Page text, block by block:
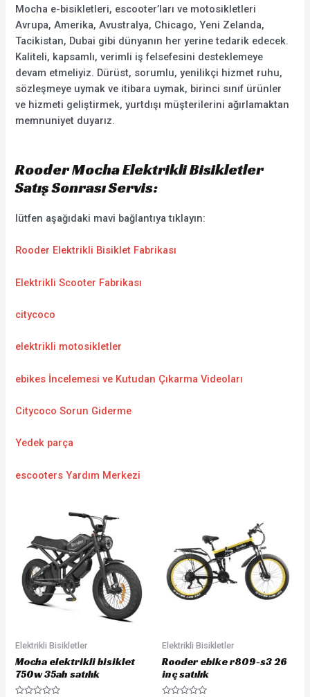
Mocha e-bisikletleri, escooter’ları ve motosikletleri
Avrupa, Amerika, Avustralya, Chicago, Yeni Zelanda,
Tacikistan, Dubai gibi dünyanın her yerine tedarik edecek.
Kaliteli, kapsamlı, verimli iş felsefesini desteklemeye
devam etmeliyiz. Dürüst, sorumlu, yenilikçi hizmet ruhu,
sözleşmeye uymak ve itibara uymak, birinci sınıf ürünler
ve hizmeti geliştirmek, yurtdışı müşterilerini ağırlamaktan
memnuniyet duyarız.
Rooder Mocha Elektrikli Bisikletler
Satış Sonrası Servis:
lütfen aşağıdaki mavi bağlantıya tıklayın:
Rooder Elektrikli Bisiklet Fabrikası
Elektrikli Scooter Fabrikası
citycoco
elektrikli motosikletler
ebikes İncelemesi ve Kutudan Çıkarma Videoları
Citycoco Sorun Giderme
Yedek parça
escooters Yardım Merkezi
Elektrikli Bisikletler
Mocha elektrikli bisiklet
750w 35ah satılık
Elektrikli Bisikletler
Rooder ebike r809-s3 26
inç satılık